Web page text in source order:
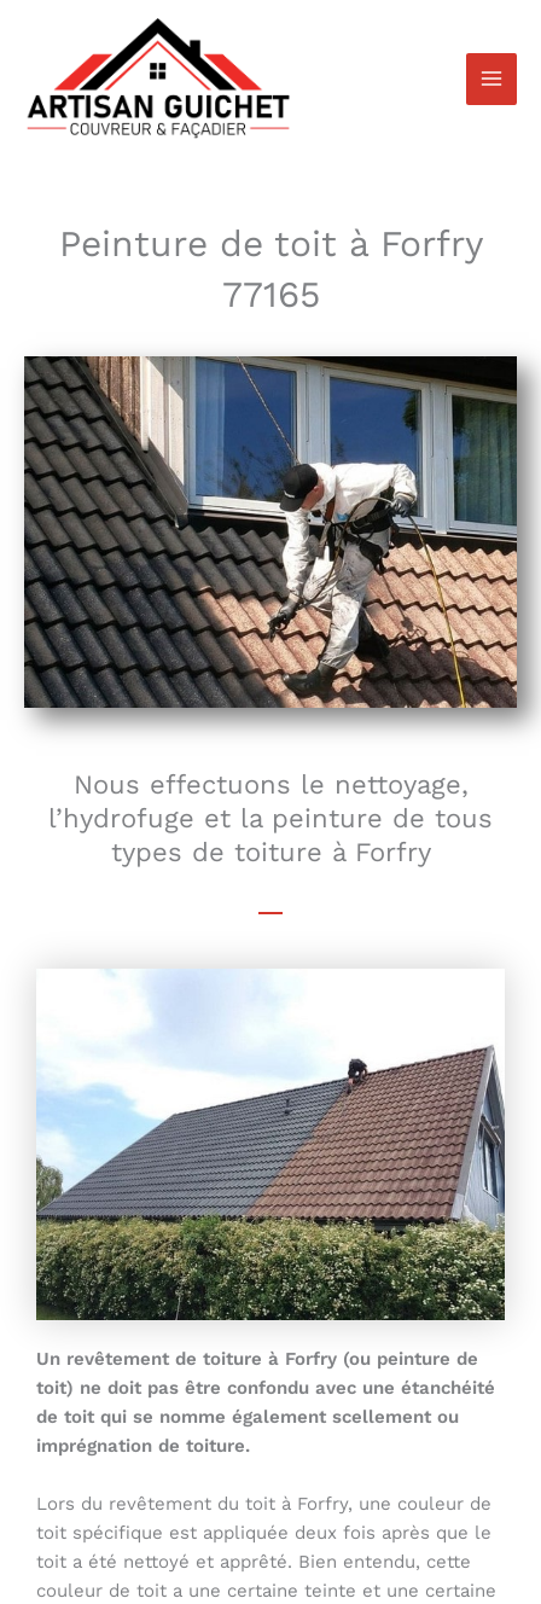
contenu
Peinture de toit à Forfry
77165
Nous effectuons le nettoyage,
l’hydrofuge et la peinture de tous
types de toiture à Forfry
Un revêtement de toiture à Forfry (ou peinture de
toit) ne doit pas être confondu avec une étanchéité
de toit qui se nomme également scellement ou
imprégnation de toiture.
Lors du revêtement du toit à Forfry, une couleur de
toit spécifique est appliquée deux fois après que le
toit a été nettoyé et apprêté. Bien entendu, cette
couleur de toit a une certaine teinte et une certaine